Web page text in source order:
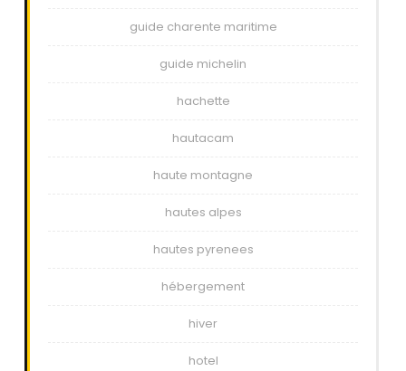
guide charente maritime
guide michelin
hachette
hautacam
haute montagne
hautes alpes
hautes pyrenees
hébergement
hiver
hotel